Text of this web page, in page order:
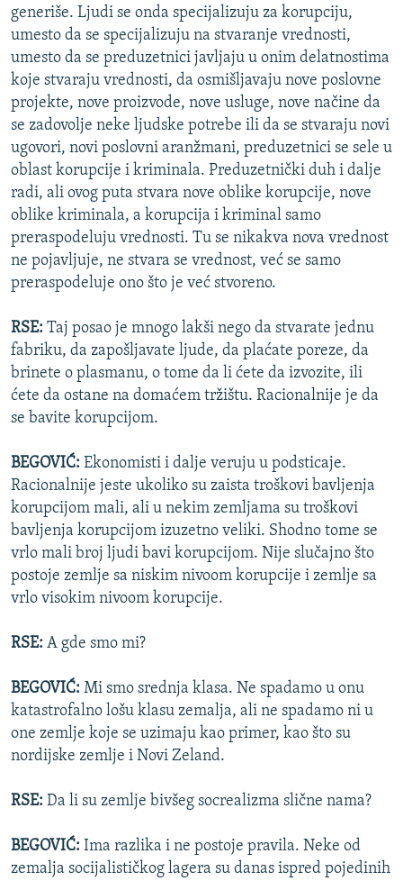
generiše. Ljudi se onda specijalizuju za korupciju,
umesto da se specijalizuju na stvaranje vrednosti,
umesto da se preduzetnici javljaju u onim delatnostima
koje stvaraju vrednosti, da osmišljavaju nove poslovne
projekte, nove proizvode, nove usluge, nove načine da
se zadovolje neke ljudske potrebe ili da se stvaraju novi
ugovori, novi poslovni aranžmani, preduzetnici se sele u
oblast korupcije i kriminala. Preduzetnički duh i dalje
radi, ali ovog puta stvara nove oblike korupcije, nove
oblike kriminala, a korupcija i kriminal samo
preraspodeluju vrednosti. Tu se nikakva nova vrednost
ne pojavljuje, ne stvara se vrednost, već se samo
preraspodeluje ono što je već stvoreno.
RSE: Taj posao je mnogo lakši nego da stvarate jednu
fabriku, da zapošljavate ljude, da plaćate poreze, da
brinete o plasmanu, o tome da li ćete da izvozite, ili
ćete da ostane na domaćem tržištu. Racionalnije je da
se bavite korupcijom.
BEGOVIĆ: Ekonomisti i dalje veruju u podsticaje.
Racionalnije jeste ukoliko su zaista troškovi bavljenja
korupcijom mali, ali u nekim zemljama su troškovi
bavljenja korupcijom izuzetno veliki. Shodno tome se
vrlo mali broj ljudi bavi korupcijom. Nije slučajno što
postoje zemlje sa niskim nivoom korupcije i zemlje sa
vrlo visokim nivoom korupcije.
RSE: A gde smo mi?
BEGOVIĆ: Mi smo srednja klasa. Ne spadamo u onu
katastrofalno lošu klasu zemalja, ali ne spadamo ni u
one zemlje koje se uzimaju kao primer, kao što su
nordijske zemlje i Novi Zeland.
RSE: Da li su zemlje bivšeg socrealizma slične nama?
BEGOVIĆ: Ima razlika i ne postoje pravila. Neke od
zemalja socijalističkog lagera su danas ispred pojedinih